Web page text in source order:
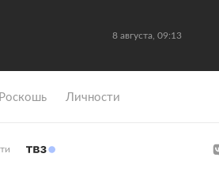
8 августа, 09:13
Роскошь Личности